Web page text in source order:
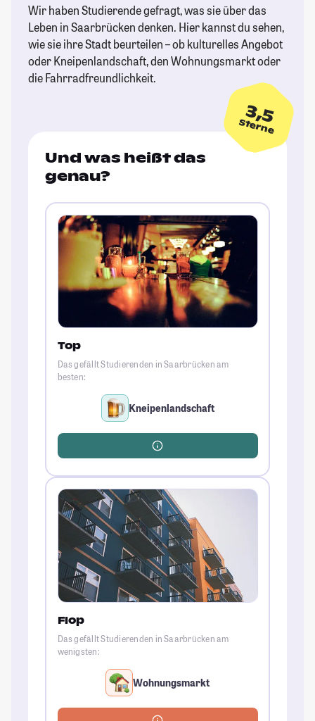
Wir haben Studierende gefragt, was sie über das
Leben in Saarbrücken denken. Hier kannst du sehen,
wie sie ihre Stadt beurteilen – ob kulturelles Angebot
oder Kneipenlandschaft, den Wohnungsmarkt oder
die Fahrradfreundlichkeit.
3,5
Sterne
Und was heißt das
genau?
Top
Das gefällt Studierenden in Saarbrücken am
besten:
Kneipenlandschaft
Flop
Das gefällt Studierenden in Saarbrücken am
wenigsten:
Wohnungsmarkt